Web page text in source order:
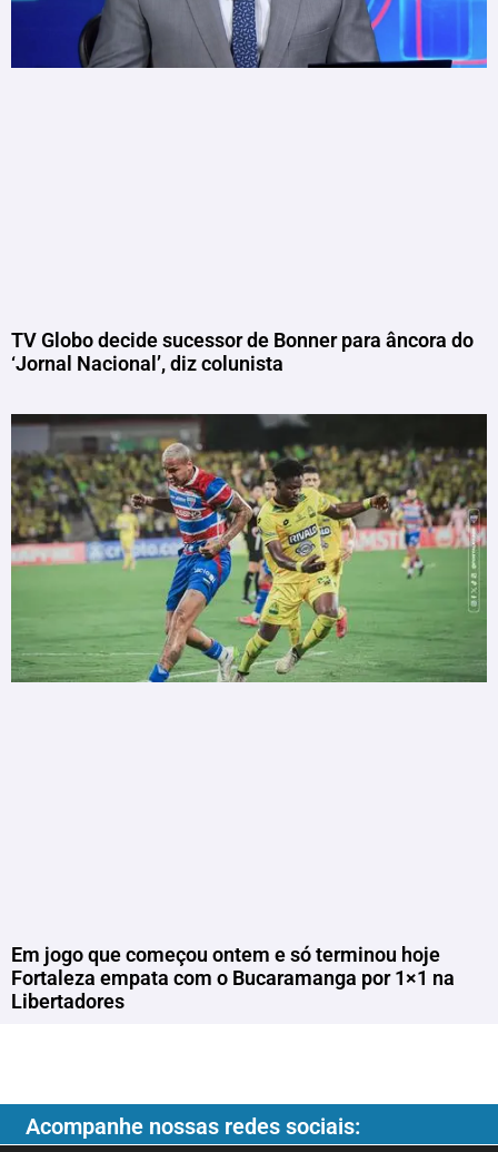
TV Globo decide sucessor de Bonner para âncora do
‘Jornal Nacional’, diz colunista
Em jogo que começou ontem e só terminou hoje
Fortaleza empata com o Bucaramanga por 1×1 na
Libertadores
Acompanhe nossas redes sociais: